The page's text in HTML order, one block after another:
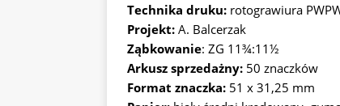
Technika druku: rotograwiura
Projekt: A. Balcerzak
Ząbkowanie: ZG 11¾:11½
Arkusz sprzedażny: 50 znaczków
Format znaczka: 51 x 31,25 mm